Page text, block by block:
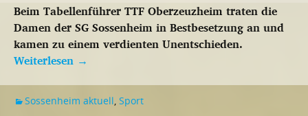
Beim Tabellenführer TTF Oberzeuzheim traten die
Damen der SG Sossenheim in Bestbesetzung an und
kamen zu einem verdienten Unentschieden.
Weiterlesen →
Sossenheim aktuell, Sport